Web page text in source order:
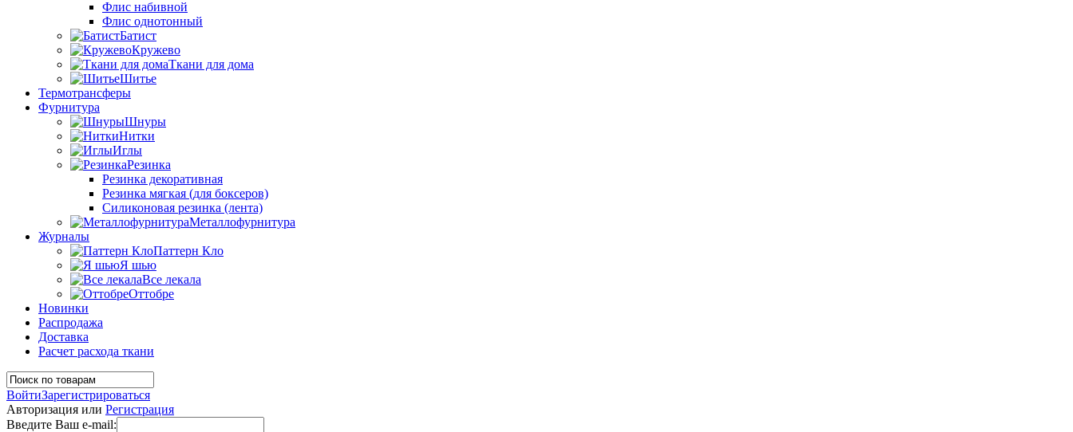
Флис набивной
Флис однотонный
Батист
Кружево
Ткани для дома
Шитье
Термотрансферы
Фурнитура
Шнуры
Нитки
Иглы
Резинка
Резинка декоративная
Резинка мягкая (для боксеров)
Силиконовая резинка (лента)
Металлофурнитура
Журналы
Паттерн Кло
Я шью
Все лекала
Оттобре
Новинки
Распродажа
Доставка
Расчет расхода ткани
ВойтиЗарегистрироваться
Авторизация или Регистрация
Введите Ваш e-mail: